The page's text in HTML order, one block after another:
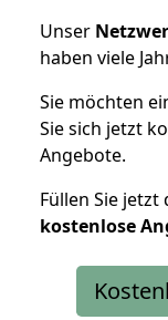
Unser
haben viele
Sie möchten
Sie sich jetzt
Angebote.
Füllen Sie
kostenlose